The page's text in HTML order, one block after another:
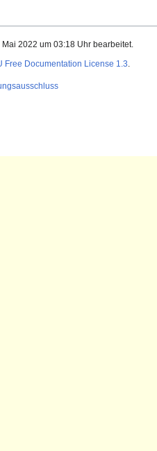
2022 um 03:18 Uhr bearbeitet.
Free Documentation License 1.3